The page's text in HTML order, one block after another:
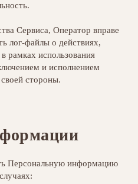
Сервиса, Оператор вправе
лог-файлы о действиях,
рамках использования
и исполнением
стороны.
Персональную информацию